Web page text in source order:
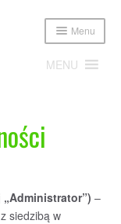
Menu
MENU
menu
–
siedzibą w